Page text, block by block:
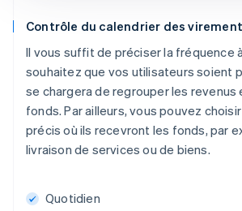
Contrôle du calendrier des
Il vous suffit de préciser la fréquence
souhaitez que vos utilisateurs soient
se chargera de regrouper les revenus
fonds. Par ailleurs, vous pouvez
précis où ils recevront les fonds, par
livraison de services ou de biens.
Quotidien